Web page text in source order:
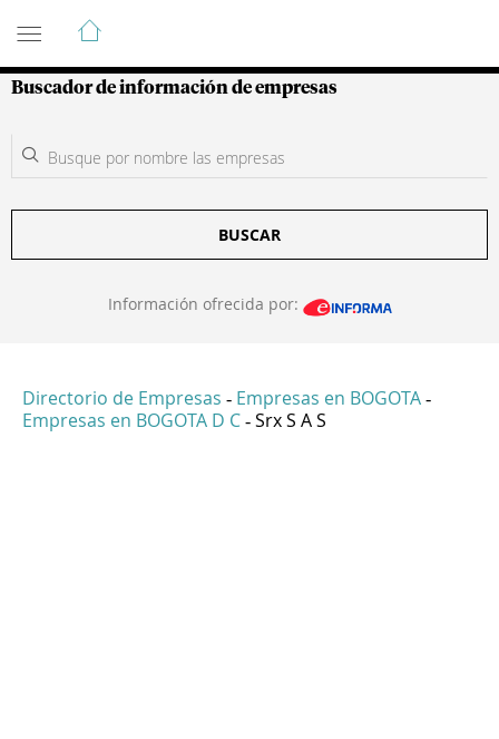
Guía de Empresas Colombianas
Buscador de información de empresas
BUSCAR
Información ofrecida por:
Directorio de Empresas - Empresas en BOGOTA -
Empresas en BOGOTA D C - Srx S A S